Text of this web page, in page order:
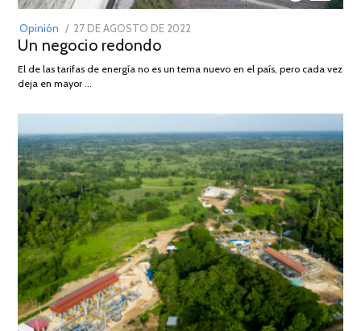
Opinión
POSTED
ON
27 DE AGOSTO DE 2022
DE
Un negocio redondo
El de las tarifas de energía no es un tema nuevo en el país, pero cada vez
deja en mayor …